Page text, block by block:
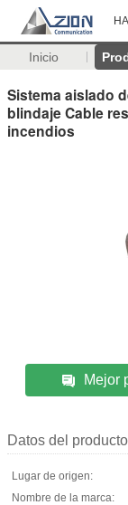
Inicio
Sistema aislado
blindaje Cable
incendios
Mejor
Datos del producto
Lugar de origen:
Nombre de la marca: